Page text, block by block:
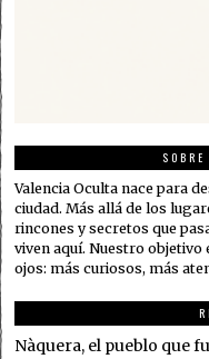
Valencia Oculta nace para
ciudad. Más allá de los
rincones y secretos que
viven aquí. Nuestro
ojos: más curiosos, más
Nàquera, el pueblo que